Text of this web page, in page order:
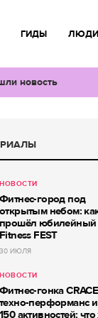
ГИДЫ ЛЮДИ
новость
НОВОСТИ
Фитнес-город под
открытым небом:
прошёл юбилейный
Fitness FEST
30 ИЮЛЯ
НОВОСТИ
Фитнес-гонка
техно-перформанс
150 активностей: